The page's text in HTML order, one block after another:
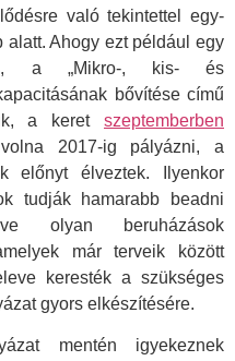
való tekintettel egy-
alatt. Ahogy ezt például egy
a „Mikro-, kis- és
bővítése című
a keret szeptemberben
2017-ig pályázni, a
előnyt élveztek. Ilyenkor
tudják hamarabb beadni
olyan beruházások
már terveik között
keresték a szükséges
gyors elkészítésére.
mentén igyekeznek